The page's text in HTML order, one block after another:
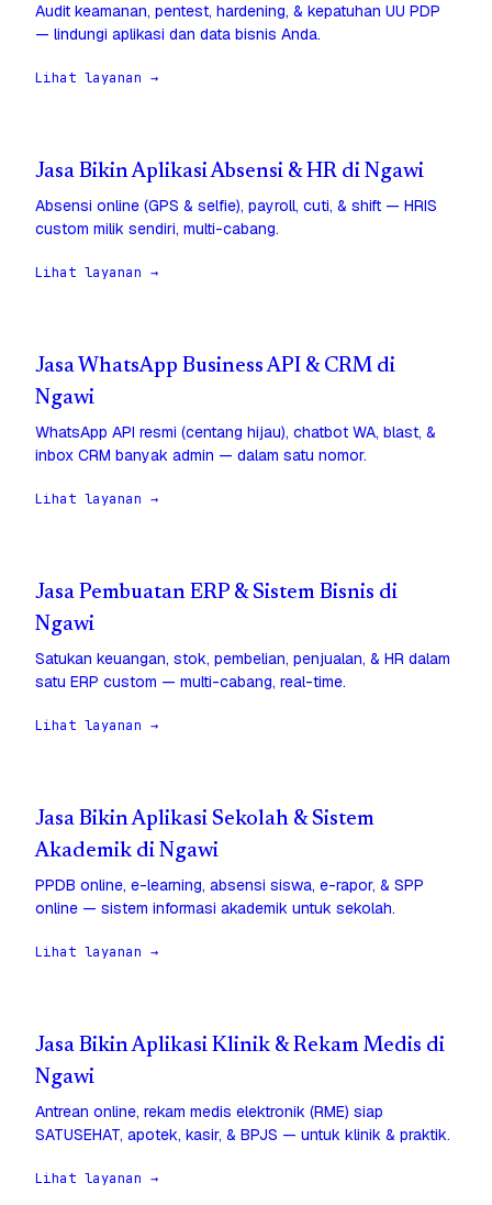
Audit keamanan, pentest, hardening, & kepatuhan UU PDP
— lindungi aplikasi dan data bisnis Anda.
Lihat layanan →
Jasa Bikin Aplikasi Absensi & HR di Ngawi
Absensi online (GPS & selfie), payroll, cuti, & shift — HRIS
custom milik sendiri, multi-cabang.
Lihat layanan →
Jasa WhatsApp Business API & CRM di
Ngawi
WhatsApp API resmi (centang hijau), chatbot WA, blast, &
inbox CRM banyak admin — dalam satu nomor.
Lihat layanan →
Jasa Pembuatan ERP & Sistem Bisnis di
Ngawi
Satukan keuangan, stok, pembelian, penjualan, & HR dalam
satu ERP custom — multi-cabang, real-time.
Lihat layanan →
Jasa Bikin Aplikasi Sekolah & Sistem
Akademik di Ngawi
PPDB online, e-learning, absensi siswa, e-rapor, & SPP
online — sistem informasi akademik untuk sekolah.
Lihat layanan →
Jasa Bikin Aplikasi Klinik & Rekam Medis di
Ngawi
Antrean online, rekam medis elektronik (RME) siap
SATUSEHAT, apotek, kasir, & BPJS — untuk klinik & praktik.
Lihat layanan →